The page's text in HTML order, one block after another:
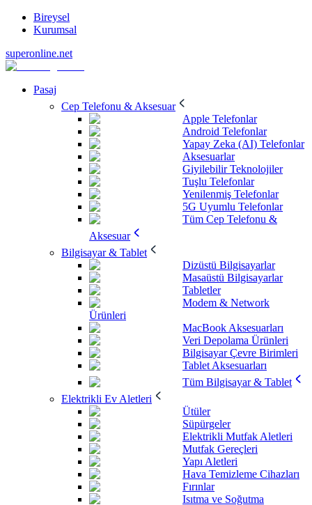
Bireysel
Kurumsal
superonline.net
Pasaj
Cep Telefonu & Aksesuar
Apple Telefonlar
Android Telefonlar
Yapay Zeka (AI) Telefonlar
Aksesuarlar
Giyilebilir Teknolojiler
Tuşlu Telefonlar
Yenilenmiş Telefonlar
5G Uyumlu Telefonlar
Tüm Cep Telefonu &
Aksesuar
Bilgisayar & Tablet
Dizüstü Bilgisayarlar
Masaüstü Bilgisayarlar
Tabletler
Modem & Network
Ürünleri
MacBook Aksesuarları
Veri Depolama Ürünleri
Bilgisayar Çevre Birimleri
Tablet Aksesuarları
Tüm Bilgisayar & Tablet
Elektrikli Ev Aletleri
Ütüler
Süpürgeler
Elektrikli Mutfak Aletleri
Mutfak Gereçleri
Yapı Aletleri
Hava Temizleme Cihazları
Fırınlar
Isıtma ve Soğutma